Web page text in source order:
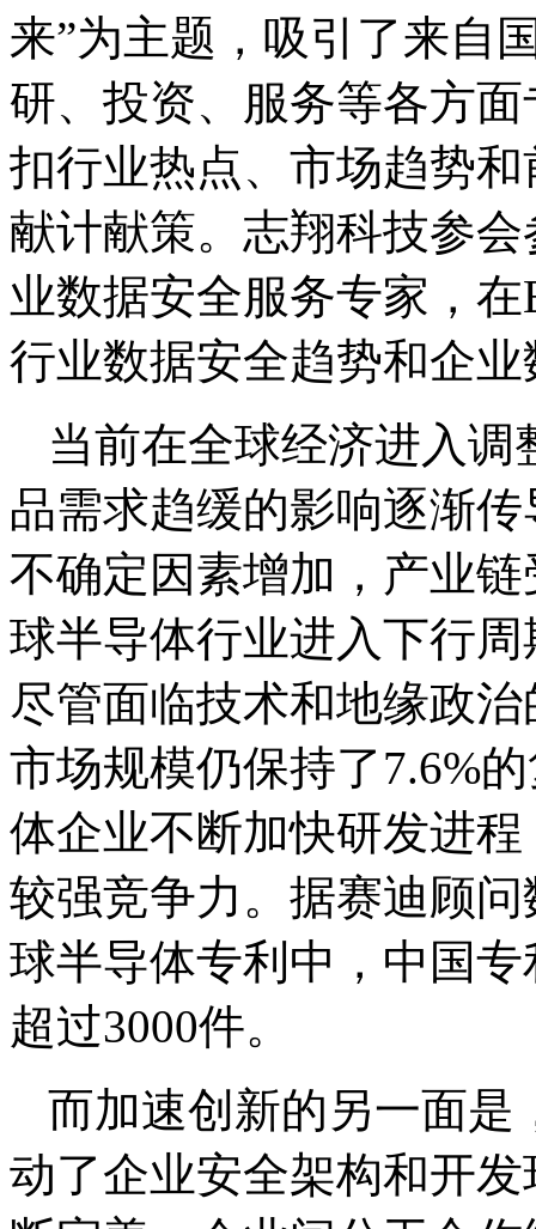
来”为主题，吸引了来自
研、投资、服务等各方
扣行业热点、市场趋势
献计献策。志翔科技参
业数据安全服务专家，
行业数据安全趋势和企
当前在全球经济进入
品需求趋缓的影响逐渐
不确定因素增加，产业
球半导体行业进入下行
尽管面临技术和地缘政
市场规模仍保持了7.6%
体企业不断加快研发进
较强竞争力。据赛迪顾
球半导体专利中，中国
超过3000件。
而加速创新的另一面是
动了企业安全架构和开